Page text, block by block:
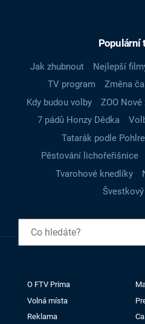
Populární
Jak zhubnout Nejlepší
TV program
Změna
Kdy budou volby
ZOO
7 pádů Honzy Dědka
Tatarák podle
Pěstování lichořeřišnice
Tvarohové knedlíky
O FTV Prima
Volná místa
Reklama